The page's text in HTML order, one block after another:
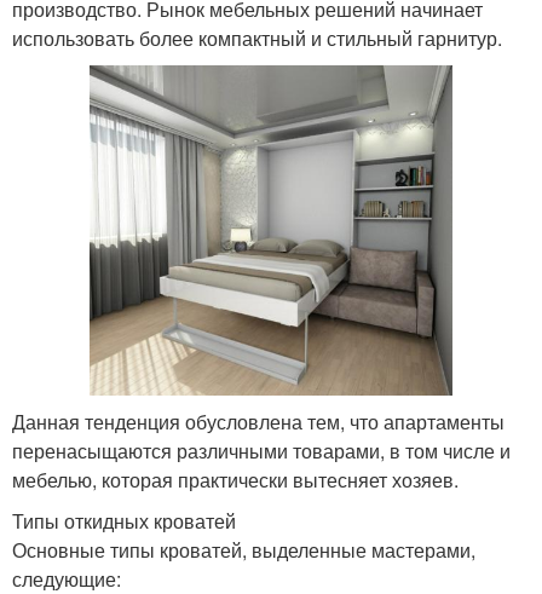
производство. Рынок мебельных решений начинает
использовать более компактный и стильный гарнитур.
Данная тенденция обусловлена тем, что апартаменты
перенасыщаются различными товарами, в том числе и
мебелью, которая практически вытесняет хозяев.
Типы откидных кроватей
Основные типы кроватей, выделенные мастерами,
следующие: